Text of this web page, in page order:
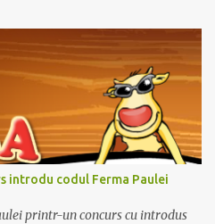
introdu codul Ferma Paulei
printr-un concurs cu introdus